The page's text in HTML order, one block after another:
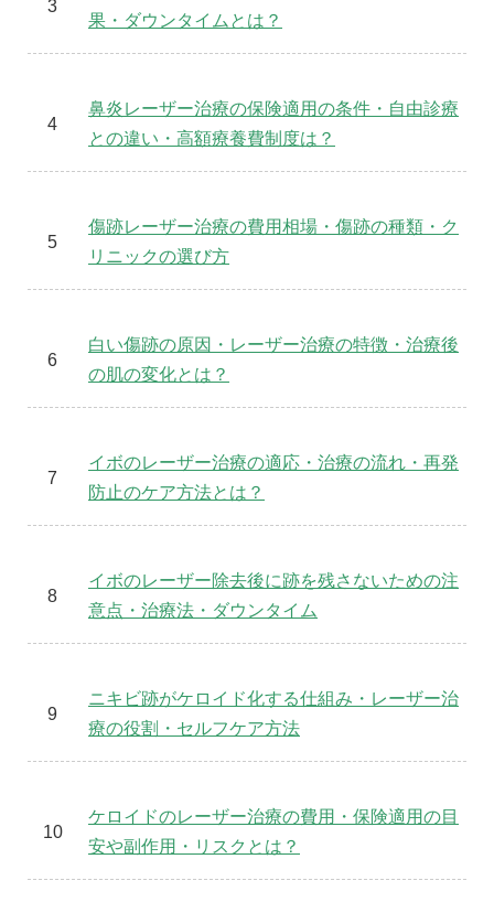
果・ダウンタイムとは？
鼻炎レーザー治療の保険適用の条件・自由診療
との違い・高額療養費制度は？
傷跡レーザー治療の費用相場・傷跡の種類・ク
リニックの選び方
白い傷跡の原因・レーザー治療の特徴・治療後
の肌の変化とは？
イボのレーザー治療の適応・治療の流れ・再発
防止のケア方法とは？
イボのレーザー除去後に跡を残さないための注
意点・治療法・ダウンタイム
ニキビ跡がケロイド化する仕組み・レーザー治
療の役割・セルフケア方法
ケロイドのレーザー治療の費用・保険適用の目
安や副作用・リスクとは？